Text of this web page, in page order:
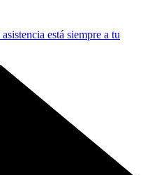
está siempre a tu